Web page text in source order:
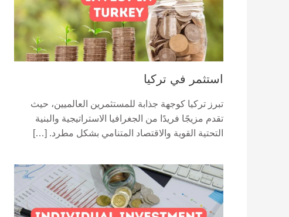
استثمر في تركيا
تبرز تركيا كوجهة جذابة للمستثمرين العالميين، حيث
تقدم مزيجًا فريدًا من الجغرافيا الاستراتيجية والبنية
التحتية القوية والاقتصاد المتنامي بشكل مطرد. […]